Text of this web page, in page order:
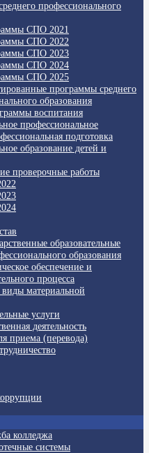
профессионального
СПО 2021
СПО 2022
СПО 2023
СПО 2024
СПО 2025
программы среднего
образования
воспитания
профессиональное
подготовка
образование детей и
проверочные работы
образовательные
образования
обеспечение и
процесса
материальной
услуги
деятельность
приема (перевода)
колледжа
системы